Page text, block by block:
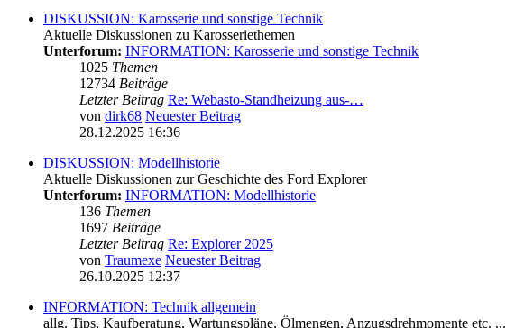
DISKUSSION: Karosserie und sonstige Technik
Aktuelle Diskussionen zu Karosseriethemen
Unterforum: INFORMATION: Karosserie und sonstige Technik
1025 Themen
12734 Beiträge
Letzter Beitrag Re: Webasto-Standheizung aus-…
von dirk68 Neuester Beitrag
28.12.2025 16:36
DISKUSSION: Modellhistorie
Aktuelle Diskussionen zur Geschichte des Ford Explorer
Unterforum: INFORMATION: Modellhistorie
136 Themen
1697 Beiträge
Letzter Beitrag Re: Explorer 2025
von Traumexe Neuester Beitrag
26.10.2025 12:37
INFORMATION: Technik allgemein
allg. Tips, Kaufberatung, Wartungspläne, Ölmengen, Anzugsdrehmomente etc. ...